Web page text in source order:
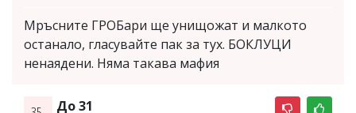
Мръсните ГРОБари ще унищожат и малкото
останало, гласувайте пак за тух. БОКЛУЦИ
ненаядени. Няма такава мафия
До 31